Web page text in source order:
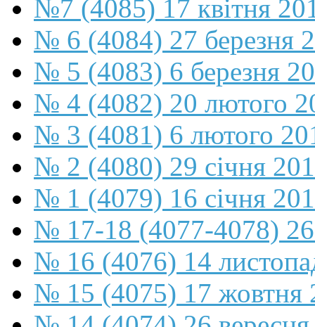
№7 (4085) 17 квітня
№ 6 (4084) 27 березня
№ 5 (4083) 6 березня
№ 4 (4082) 20 лютого
№ 3 (4081) 6 лютого
№ 2 (4080) 29 січня
№ 1 (4079) 16 січня
№ 17-18 (4077-4078) 26
№ 16 (4076) 14
№ 15 (4075) 17 жовтня